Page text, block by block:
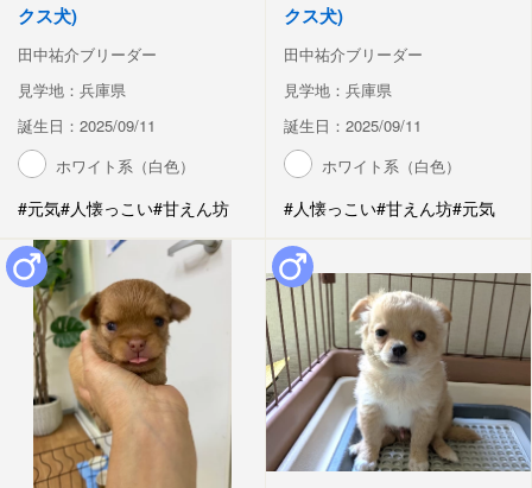
クス犬)
田中祐介ブリーダー
見学地：兵庫県
誕生日：2025/09/11
ホワイト系（白色）
#元気#人懐っこい#甘えん坊
クス犬)
田中祐介ブリーダー
見学地：兵庫県
誕生日：2025/09/11
ホワイト系（白色）
#人懐っこい#甘えん坊#元気